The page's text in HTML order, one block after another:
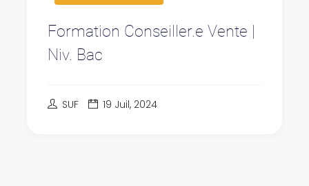
Formation Conseiller.e Vente |
Niv. Bac
SUF 19 Juil, 2024